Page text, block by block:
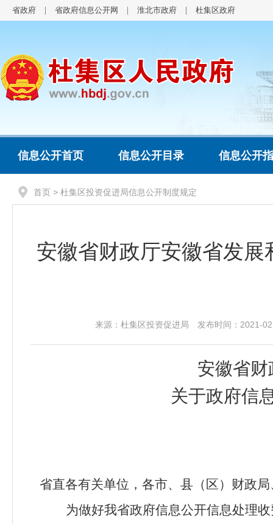
省政府 省政府信息公开网 淮北市政府 杜集区政府
信息公开首页 信息公开目录 信息公开
首页 > 杜集区投资促进局信息公开制度规定
安徽省财政厅安徽省发
来源：杜集区投资促进局 发布时间：2021-
安徽省
关于政府信
省直各有关单位，各市、县（区）财政
为做好我省政府信息公开信息处理